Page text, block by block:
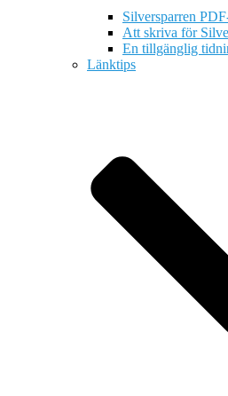
Silversparren
Att skriva för
En tillgänglig
Länktips